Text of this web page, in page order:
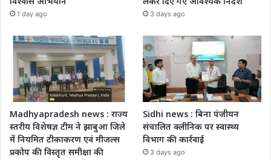
1 day ago 3 days ago
Madhyapradesh news : राज्य
स्तरीय विशेषज्ञ टीम ने झाबुआ जिले
में नियमित टीकाकरण एवं मीजल्स
प्रकोप की विस्तृत समीक्षा की
Sidhi news : बिना पंजीयन
संचालित क्लीनिक पर स्वास्थ्य
विभाग की कार्रवाई
3 days ago